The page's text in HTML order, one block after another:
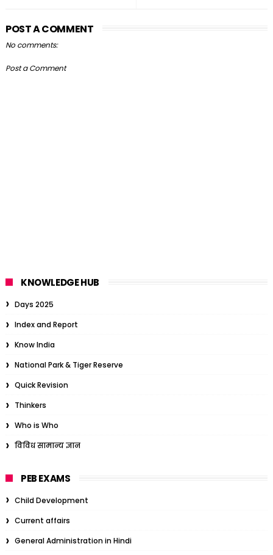
POST A COMMENT
No comments:
Post a Comment
KNOWLEDGE HUB
Days 2025
Index and Report
Know India
National Park & Tiger Reserve
Quick Revision
Thinkers
Who is Who
विविध सामान्य ज्ञान
PEB EXAMS
Child Development
Current affairs
General Administration in Hindi